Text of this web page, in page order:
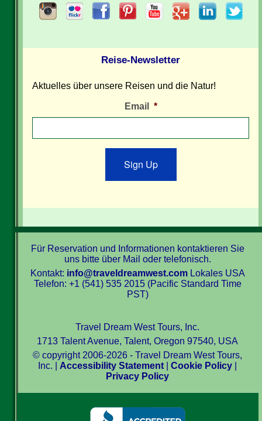
Reise-Newsletter
Aktuelles über unsere Reisen und die Natur!
Email *
Sign Up
Für Reservation und Informationen kontaktieren Sie
uns bitte über Mail oder telefonisch.
Kontakt: info@traveldreamwest.comLokales USA
Telefon: +1 (541) 535 2015 (Pacific Standard Time
PST)
Travel Dream West Tours, Inc.
1713 Talent Avenue, Talent, Oregon 97540, USA
© copyright 2006-2026 - Travel Dream West Tours,
Inc. | Accessibility Statement |Cookie Policy
Privacy Policy